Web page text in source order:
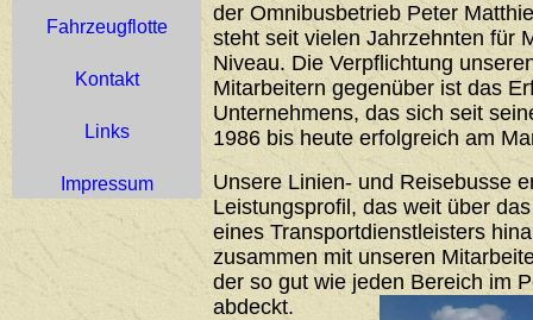
Fahrzeugflotte
Kontakt
Links
Impressum
der Omnibusbetrieb Peter
steht seit vielen Jahrzehnten für
Niveau. Die Verpflichtung
Mitarbeitern gegenüber ist das
Unternehmens, das sich seit
1986 bis heute erfolgreich am
Unsere Linien- und Reisebusse
Leistungsprofil, das weit über
eines Transportdienstleisters
zusammen mit unseren
der so gut wie jeden Bereich im
abdeckt.